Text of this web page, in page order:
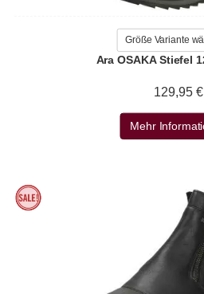
Größe Variante
Ara OSAKA Stiefel
129,95 €
Mehr